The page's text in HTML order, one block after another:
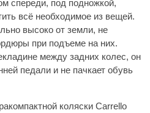
спереди, под подножкой,
всё необходимое из вещей.
высоко от земли, не
при подъеме на них.
между задних колес, он
педали и не пачкает обувь
коляски Carrello